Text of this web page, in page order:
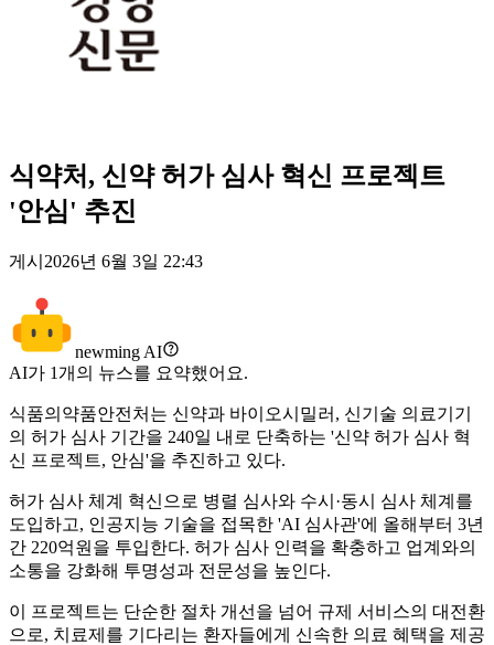
식약처, 신약 허가 심사 혁신 프로젝트
'안심' 추진
게시 2026년 6월 3일 22:43
newming AI
AI가 1개의 뉴스를 요약했어요.
식품의약품안전처는 신약과 바이오시밀러, 신기술 의료기기
의 허가 심사 기간을 240일 내로 단축하는 '신약 허가 심사 혁
신 프로젝트, 안심'을 추진하고 있다.
허가 심사 체계 혁신으로 병렬 심사와 수시·동시 심사 체계를
도입하고, 인공지능 기술을 접목한 'AI 심사관'에 올해부터 3년
간 220억원을 투입한다. 허가 심사 인력을 확충하고 업계와의
소통을 강화해 투명성과 전문성을 높인다.
이 프로젝트는 단순한 절차 개선을 넘어 규제 서비스의 대전환
으로, 치료제를 기다리는 환자들에게 신속한 의료 혜택을 제공